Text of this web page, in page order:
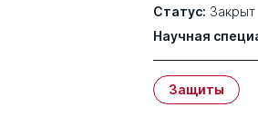
Статус: Закрыт
Научная
Защиты